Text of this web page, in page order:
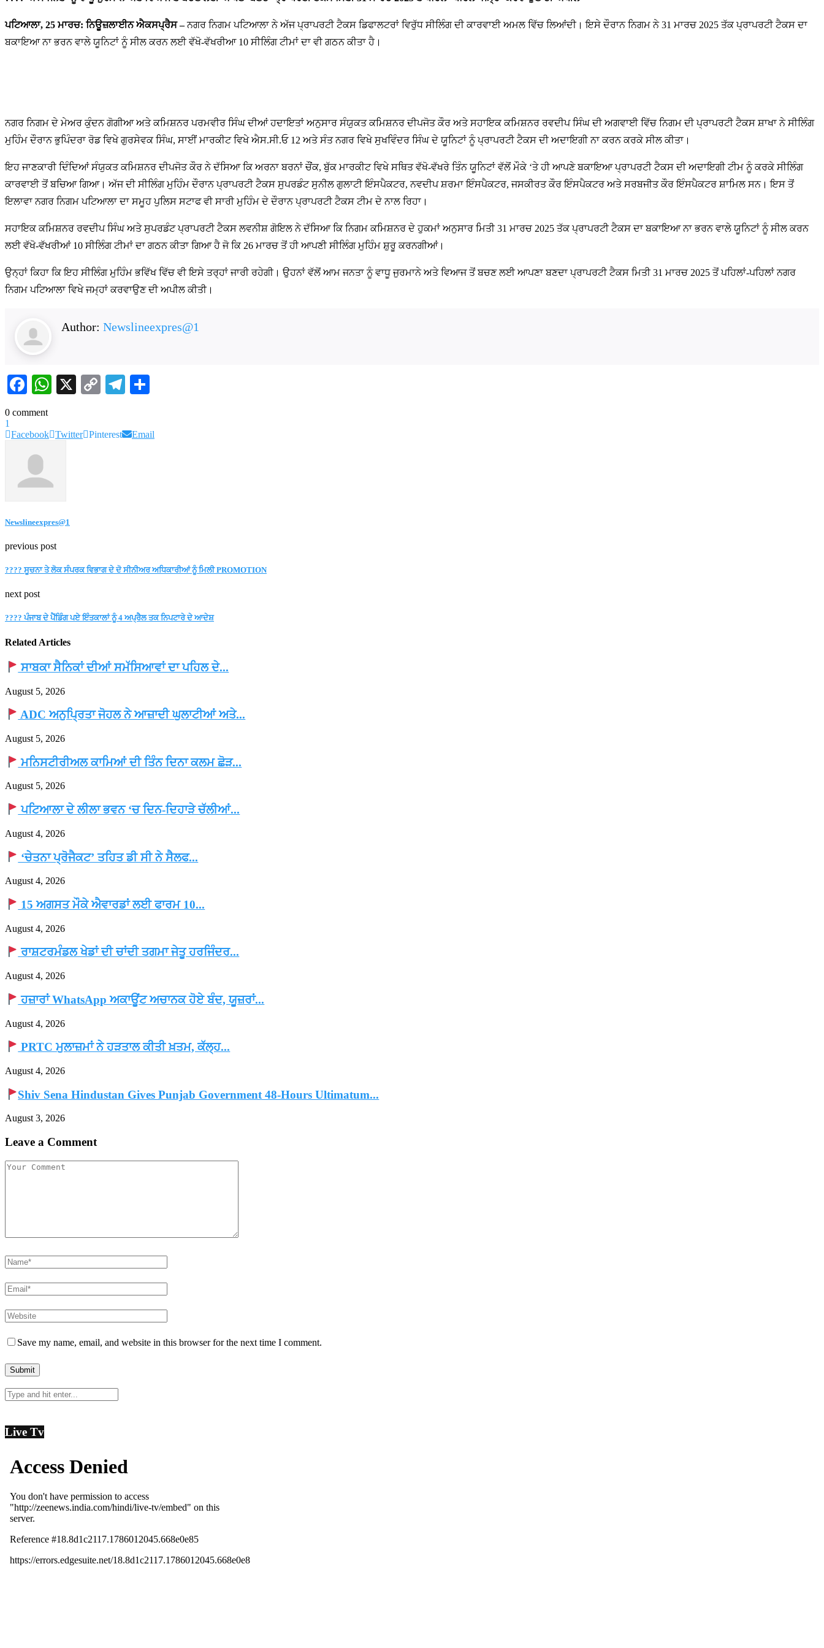
ਪਟਿਆਲਾ, 25 ਮਾਰਚ: ਨਿਊਜ਼ਲਾਈਨ ਐਕਸਪ੍ਰੈਸ –ਨਗਰ ਨਿਗਮ ਪਟਿਆਲਾ ਨੇ ਅੱਜ ਪ੍ਰਾਪਰਟੀ ਟੈਕਸ ਡਿਫਾਲਟਰਾਂ ਵਿਰੁੱਧ ਸੀਲਿੰਗ ਦੀ ਕਾਰਵਾਈ ਅਮਲ ਵਿੱਚ ਲਿਆਂਦੀ। ਇਸੇ ਦੌਰਾਨ ਨਿਗਮ ਨੇ 31 ਮਾਰਚ 2025 ਤੱਕ ਪ੍ਰਾਪਰਟੀ ਟੈਕਸ ਦਾ
ਬਕਾਇਆ ਨਾ ਭਰਨ ਵਾਲੇ ਯੂਨਿਟਾਂ ਨੂੰ ਸੀਲ ਕਰਨ ਲਈ ਵੱਖੋ-ਵੱਖਰੀਆ 10 ਸੀਲਿੰਗ ਟੀਮਾਂ ਦਾ ਵੀ ਗਠਨ ਕੀਤਾ ਹੈ।
ਨਗਰ ਨਿਗਮ ਦੇ ਮੇਅਰ ਕੁੰਦਨ ਗੋਗੀਆ ਅਤੇ ਕਮਿਸ਼ਨਰ ਪਰਮਵੀਰ ਸਿੰਘ ਦੀਆਂ ਹਦਾਇਤਾਂ ਅਨੁਸਾਰ ਸੰਯੁਕਤ ਕਮਿਸ਼ਨਰ ਦੀਪਜੋਤ ਕੌਰ ਅਤੇ ਸਹਾਇਕ ਕਮਿਸ਼ਨਰ ਰਵਦੀਪ ਸਿੰਘ ਦੀ ਅਗਵਾਈ ਵਿੱਚ ਨਿਗਮ ਦੀ ਪ੍ਰਾਪਰਟੀ ਟੈਕਸ ਸ਼ਾਖਾ ਨੇ ਸੀਲਿੰਗ
ਮੁਹਿੰਮ ਦੌਰਾਨ ਭੁਪਿੰਦਰਾ ਰੋਡ ਵਿਖੇ ਗੁਰਸੇਵਕ ਸਿੰਘ, ਸਾਈਂ ਮਾਰਕੀਟ ਵਿਖੇ ਐਸ.ਸੀ.ਓ 12 ਅਤੇ ਸੰਤ ਨਗਰ ਵਿਖੇ ਸੁਖਵਿੰਦਰ ਸਿੰਘ ਦੇ ਯੂਨਿਟਾਂ ਨੂੰ ਪ੍ਰਾਪਰਟੀ ਟੈਕਸ ਦੀ ਅਦਾਇਗੀ ਨਾ ਕਰਨ ਕਰਕੇ ਸੀਲ ਕੀਤਾ।
ਇਹ ਜਾਣਕਾਰੀ ਦਿੰਦਿਆਂ ਸੰਯੁਕਤ ਕਮਿਸ਼ਨਰ ਦੀਪਜੋਤ ਕੌਰ ਨੇ ਦੱਸਿਆ ਕਿ ਅਰਨਾ ਬਰਨਾਂ ਚੌਂਕ, ਬੁੱਕ ਮਾਰਕੀਟ ਵਿਖੇ ਸਥਿਤ ਵੱਖੋ-ਵੱਖਰੇ ਤਿੰਨ ਯੂਨਿਟਾਂ ਵੱਲੋਂ ਮੌਕੇ ‘ਤੇ ਹੀ ਆਪਣੇ ਬਕਾਇਆ ਪ੍ਰਾਪਰਟੀ ਟੈਕਸ ਦੀ ਅਦਾਇਗੀ ਟੀਮ ਨੂੰ ਕਰਕੇ ਸੀਲਿੰਗ
ਕਾਰਵਾਈ ਤੋਂ ਬਚਿਆ ਗਿਆ। ਅੱਜ ਦੀ ਸੀਲਿੰਗ ਮੁਹਿੰਮ ਦੌਰਾਨ ਪ੍ਰਾਪਰਟੀ ਟੈਕਸ ਸੁਪਰਡੰਟ ਸੁਨੀਲ ਗੁਲਾਟੀ ਇੰਸਪੈਕਟਰ, ਨਵਦੀਪ ਸ਼ਰਮਾ ਇੰਸਪੈਕਟਰ, ਜਸਕੀਰਤ ਕੌਰ ਇੰਸਪੈਕਟਰ ਅਤੇ ਸਰਬਜੀਤ ਕੌਰ ਇੰਸਪੈਕਟਰ ਸ਼ਾਮਿਲ ਸਨ। ਇਸ ਤੋਂ
ਇਲਾਵਾ ਨਗਰ ਨਿਗਮ ਪਟਿਆਲਾ ਦਾ ਸਮੂਹ ਪੁਲਿਸ ਸਟਾਫ ਵੀ ਸਾਰੀ ਮੁਹਿੰਮ ਦੇ ਦੌਰਾਨ ਪ੍ਰਾਪਰਟੀ ਟੈਕਸ ਟੀਮ ਦੇ ਨਾਲ ਰਿਹਾ।
ਸਹਾਇਕ ਕਮਿਸ਼ਨਰ ਰਵਦੀਪ ਸਿੰਘ ਅਤੇ ਸੁਪਰਡੰਟ ਪ੍ਰਾਪਰਟੀ ਟੈਕਸ ਲਵਨੀਸ਼ ਗੋਇਲ ਨੇ ਦੱਸਿਆ ਕਿ ਨਿਗਮ ਕਮਿਸ਼ਨਰ ਦੇ ਹੁਕਮਾਂ ਅਨੁਸਾਰ ਮਿਤੀ 31 ਮਾਰਚ 2025 ਤੱਕ ਪ੍ਰਾਪਰਟੀ ਟੈਕਸ ਦਾ ਬਕਾਇਆ ਨਾ ਭਰਨ ਵਾਲੇ ਯੂਨਿਟਾਂ ਨੂੰ ਸੀਲ ਕਰਨ
ਲਈ ਵੱਖੋ-ਵੱਖਰੀਆਂ 10 ਸੀਲਿੰਗ ਟੀਮਾਂ ਦਾ ਗਠਨ ਕੀਤਾ ਗਿਆ ਹੈ ਜੋ ਕਿ 26 ਮਾਰਚ ਤੋਂ ਹੀ ਆਪਣੀ ਸੀਲਿੰਗ ਮੁਹਿੰਮ ਸ਼ੁਰੂ ਕਰਨਗੀਆਂ।
ਉਨ੍ਹਾਂ ਕਿਹਾ ਕਿ ਇਹ ਸੀਲਿੰਗ ਮੁਹਿੰਮ ਭਵਿੱਖ ਵਿੱਚ ਵੀ ਇਸੇ ਤਰ੍ਹਾਂ ਜਾਰੀ ਰਹੇਗੀ। ਉਹਨਾਂ ਵੱਲੋਂ ਆਮ ਜਨਤਾ ਨੂੰ ਵਾਧੂ ਜੁਰਮਾਨੇ ਅਤੇ ਵਿਆਜ ਤੋਂ ਬਚਣ ਲਈ ਆਪਣਾ ਬਣਦਾ ਪ੍ਰਾਪਰਟੀ ਟੈਕਸ ਮਿਤੀ 31 ਮਾਰਚ 2025 ਤੋਂ ਪਹਿਲਾਂ-ਪਹਿਲਾਂ ਨਗਰ
ਨਿਗਮ ਪਟਿਆਲਾ ਵਿਖੇ ਜਮ੍ਹਾਂ ਕਰਵਾਉਣ ਦੀ ਅਪੀਲ ਕੀਤੀ।
Author: Newslineexpres@1
Facebook
WhatsApp
X
CopyTelegram
0 comment
1
Facebook Twitter Pinterest Email
Newslineexpres@1
previous post
???? ਸੂਚਨਾ ਤੇ ਲੋਕ ਸੰਪਰਕ ਵਿਭਾਗ ਦੇ ਦੋ ਸੀਨੀਅਰ ਅਧਿਕਾਰੀਆਂ ਨੂੰ ਮਿਲੀ PROMOTION
next post
???? ਪੰਜਾਬ ਦੇ ਪੈਂਡਿੰਗ ਪਏ ਇੰਤਕਾਲਾਂ ਨੂੰ 4 ਅਪ੍ਰੈਲ ਤਕ ਨਿਪਟਾਰੇ ਦੇ ਆਦੇਸ਼
Related Articles
ਸਾਬਕਾ ਸੈਨਿਕਾਂ ਦੀਆਂ ਸਮੱਸਿਆਵਾਂ ਦਾ ਪਹਿਲ ਦੇ...
August 5, 2026
ADC ਅਨੁਪ੍ਰਿਤਾ ਜੋਹਲ ਨੇ ਆਜ਼ਾਦੀ ਘੁਲਾਟੀਆਂ ਅਤੇ...
August 5, 2026
ਮਨਿਸਟੀਰੀਅਲ ਕਾਮਿਆਂ ਦੀ ਤਿੰਨ ਦਿਨਾ ਕਲਮ ਛੋੜ...
August 5, 2026
ਪਟਿਆਲਾ ਦੇ ਲੀਲਾ ਭਵਨ ‘ਚ ਦਿਨ-ਦਿਹਾੜੇ ਚੱਲੀਆਂ...
August 4, 2026
‘ਚੇਤਨਾ ਪ੍ਰੋਜੈਕਟ’ ਤਹਿਤ ਡੀ ਸੀ ਨੇ ਸੈਲਫ...
August 4, 2026
15 ਅਗਸਤ ਮੌਕੇ ਐਵਾਰਡਾਂ ਲਈ ਫਾਰਮ 10...
August 4, 2026
ਰਾਸ਼ਟਰਮੰਡਲ ਖੇਡਾਂ ਦੀ ਚਾਂਦੀ ਤਗਮਾ ਜੇਤੂ ਹਰਜਿੰਦਰ...
August 4, 2026
ਹਜ਼ਾਰਾਂ WhatsApp ਅਕਾਊਂਟ ਅਚਾਨਕ ਹੋਏ ਬੰਦ, ਯੂਜ਼ਰਾਂ...
August 4, 2026
PRTC ਮੁਲਾਜ਼ਮਾਂ ਨੇ ਹੜਤਾਲ ਕੀਤੀ ਖ਼ਤਮ, ਕੱਲ੍ਹ...
August 4, 2026
Shiv Sena Hindustan Gives Punjab Government 48-Hours Ultimatum...
August 3, 2026
Leave a Comment
Save my name, email, and website in this browser for the next time I comment.
Live Tv